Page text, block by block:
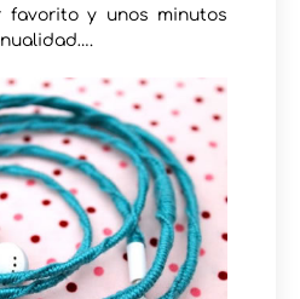
favorito y unos minutos